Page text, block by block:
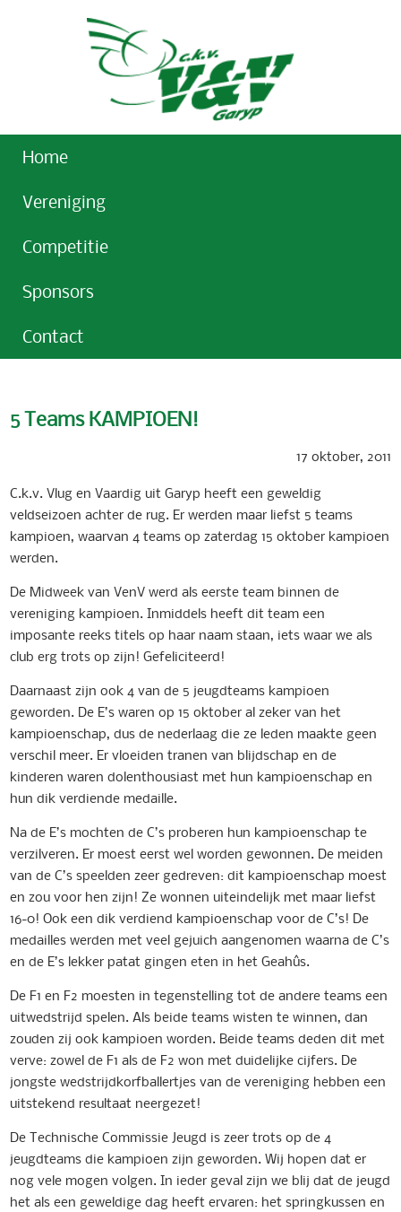
Home
Vereniging
Competitie
Sponsors
Contact
5 Teams KAMPIOEN!
17 oktober, 2011
C.k.v. Vlug en Vaardig uit Garyp heeft een geweldig
veldseizoen achter de rug. Er werden maar liefst 5 teams
kampioen, waarvan 4 teams op zaterdag 15 oktober kampioen
werden.
De Midweek van VenV werd als eerste team binnen de
vereniging kampioen. Inmiddels heeft dit team een
imposante reeks titels op haar naam staan, iets waar we als
club erg trots op zijn! Gefeliciteerd!
Daarnaast zijn ook 4 van de 5 jeugdteams kampioen
geworden. De E’s waren op 15 oktober al zeker van het
kampioenschap, dus de nederlaag die ze leden maakte geen
verschil meer. Er vloeiden tranen van blijdschap en de
kinderen waren dolenthousiast met hun kampioenschap en
hun dik verdiende medaille.
Na de E’s mochten de C’s proberen hun kampioenschap te
verzilveren. Er moest eerst wel worden gewonnen. De meiden
van de C’s speelden zeer gedreven: dit kampioenschap moest
en zou voor hen zijn! Ze wonnen uiteindelijk met maar liefst
16-0! Ook een dik verdiend kampioenschap voor de C’s! De
medailles werden met veel gejuich aangenomen waarna de C’s
en de E’s lekker patat gingen eten in het Geahûs.
De F1 en F2 moesten in tegenstelling tot de andere teams een
uitwedstrijd spelen. Als beide teams wisten te winnen, dan
zouden zij ook kampioen worden. Beide teams deden dit met
verve: zowel de F1 als de F2 won met duidelijke cijfers. De
jongste wedstrijdkorfballertjes van de vereniging hebben een
uitstekend resultaat neergezet!
De Technische Commissie Jeugd is zeer trots op de 4
jeugdteams die kampioen zijn geworden. Wij hopen dat er
nog vele mogen volgen. In ieder geval zijn we blij dat de jeugd
het als een geweldige dag heeft ervaren: het springkussen en